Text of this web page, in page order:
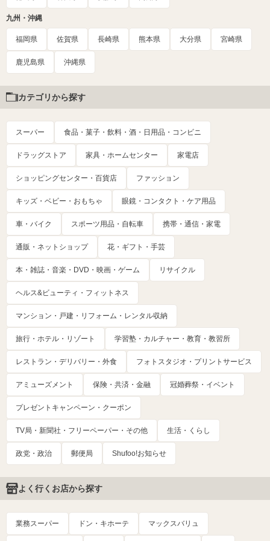
九州・沖縄
福岡県 佐賀県 長崎県 熊本県 大分県 宮崎県
鹿児島県 沖縄県
カテゴリから探す
スーパー 食品・菓子・飲料・酒・日用品・コンビニ
ドラッグストア 家具・ホームセンター 家電店
ショッピングセンター・百貨店 ファッション
キッズ・ベビー・おもちゃ 眼鏡・コンタクト・ケア用品
車・バイク スポーツ用品・自転車 携帯・通信・家電
通販・ネットショップ 花・ギフト・手芸
本・雑誌・音楽・DVD・映画・ゲーム リサイクル
ヘルス&ビューティ・フィットネス
マンション・戸建・リフォーム・レンタル収納
旅行・ホテル・リゾート 学習塾・カルチャー・教育・教習所
レストラン・デリバリー・外食 フォトスタジオ・プリントサービス
アミューズメント 保険・共済・金融 冠婚葬祭・イベント
プレゼントキャンペーン・クーポン
TV局・新聞社・フリーペーパー・その他 生活・くらし
政党・政治 郵便局 Shufoo!お知らせ
よく行くお店から探す
業務スーパー ドン・キホーテ マックスバリュ